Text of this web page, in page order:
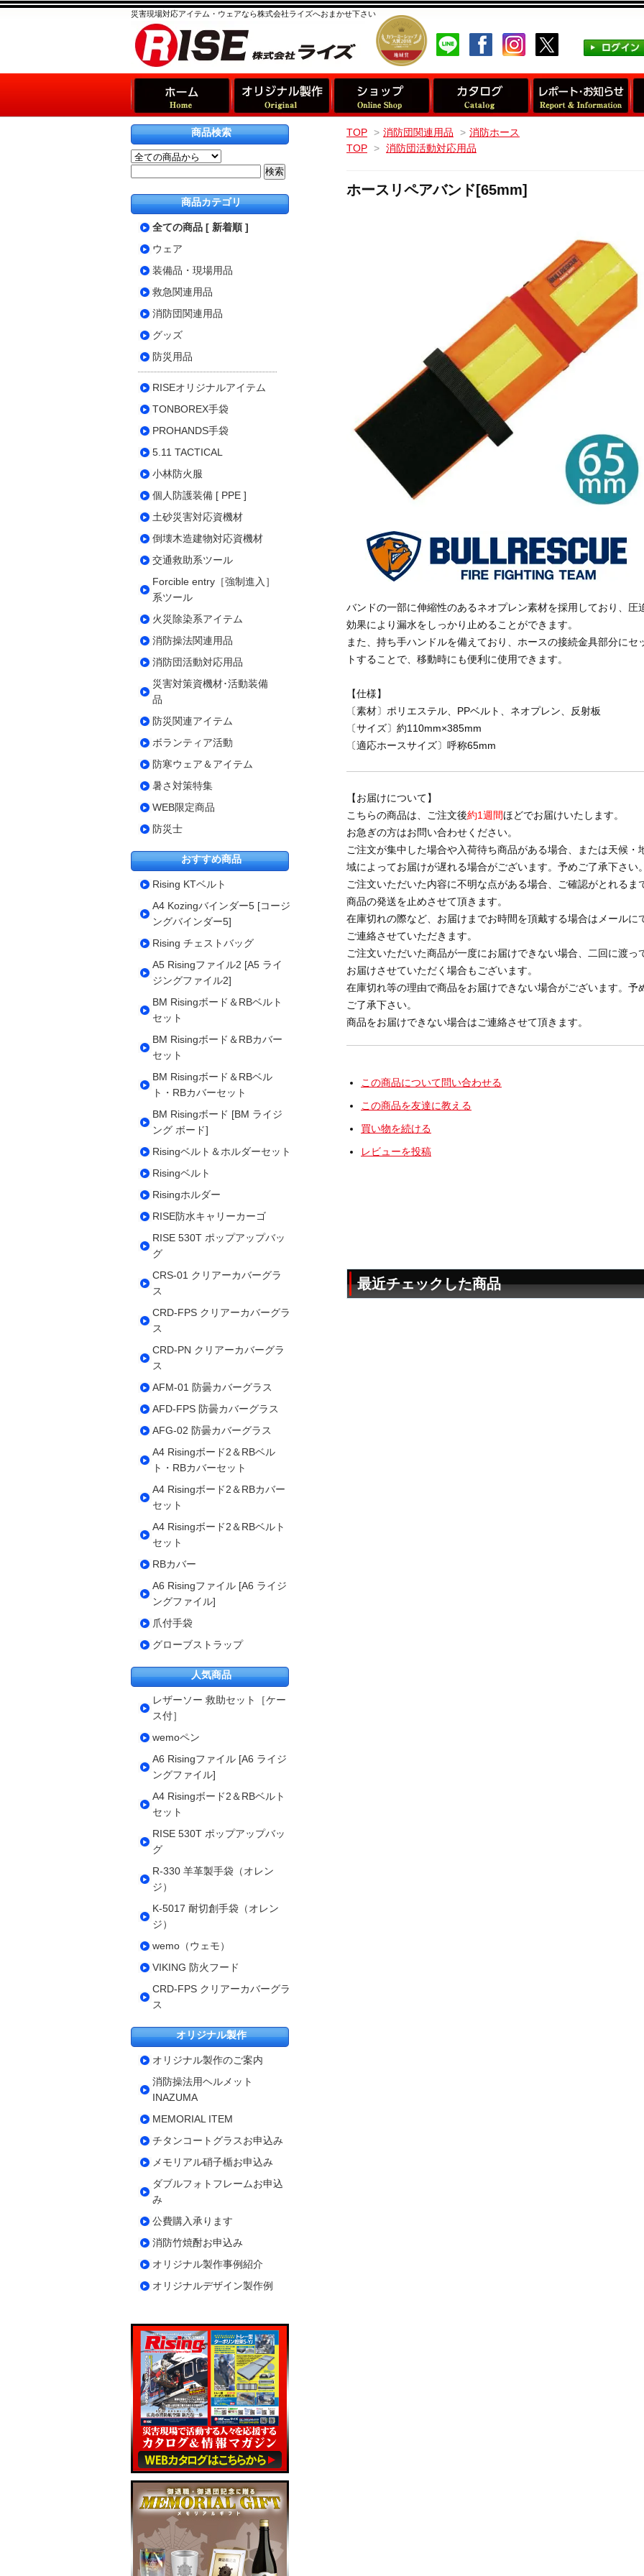
災害現場対応アイテム・ウェアなら株式会社ライズへおまかせ下さい
TOP > 消防団関連用品 > 消防ホース
TOP > 消防団活動対応用品
ホースリペアバンド[65mm]
バンドの一部に伸縮性のあるネオプレン素材を採用しており、圧
効果により漏水をしっかり止めることができます。
また、持ち手ハンドルを備えており、ホースの接続金具部分にセ
トすることで、移動時にも便利に使用できます。
【仕様】
〔素材〕ポリエステル、PPベルト、ネオプレン、反射板
〔サイズ〕約110mm×385mm
〔適応ホースサイズ〕呼称65mm
【お届けについて】
こちらの商品は、ご注文後約1週間ほどでお届けいたします。
お急ぎの方はお問い合わせください。
ご注文が集中した場合や入荷待ち商品がある場合、または天候・
域によってお届けが遅れる場合がございます。予めご了承下さい
ご注文いただいた内容に不明な点がある場合、ご確認がとれるま
商品の発送を止めさせて頂きます。
在庫切れの際など、お届けまでお時間を頂戴する場合はメールに
ご連絡させていただきます。
ご注文いただいた商品が一度にお届けできない場合、二回に渡っ
お届けさせていただく場合もございます。
在庫切れ等の理由で商品をお届けできない場合がございます。予
ご了承下さい。
商品をお届けできない場合はご連絡させて頂きます。
この商品について問い合わせる
この商品を友達に教える
買い物を続ける
レビューを投稿
最近チェックした商品
商品検索
商品カテゴリ
全ての商品 [ 新着順 ]
ウェア
装備品・現場用品
救急関連用品
消防団関連用品
グッズ
防災用品
RISEオリジナルアイテム
TONBOREX手袋
PROHANDS手袋
5.11 TACTICAL
小林防火服
個人防護装備 [ PPE ]
土砂災害対応資機材
倒壊木造建物対応資機材
交通救助系ツール
Forcible entry［強制進入］
系ツール
火災除染系アイテム
消防操法関連用品
消防団活動対応用品
災害対策資機材･活動装備
品
防災関連アイテム
ボランティア活動
防寒ウェア＆アイテム
暑さ対策特集
WEB限定商品
防災士
おすすめ商品
Rising KTベルト
A4 Kozingバインダー5 [コージ
ングバインダー5]
Rising チェストバッグ
A5 Risingファイル2 [A5 ライ
ジングファイル2]
BM Risingボード＆RBベルト
セット
BM Risingボード＆RBカバー
セット
BM Risingボード＆RBベル
ト・RBカバーセット
BM Risingボード [BM ライジ
ング ボード]
Risingベルト＆ホルダーセット
Risingベルト
Risingホルダー
RISE防水キャリーカーゴ
RISE 530T ポップアップバッ
グ
CRS-01 クリアーカバーグラ
ス
CRD-FPS クリアーカバーグラ
ス
CRD-PN クリアーカバーグラ
ス
AFM-01 防曇カバーグラス
AFD-FPS 防曇カバーグラス
AFG-02 防曇カバーグラス
A4 Risingボード2＆RBベル
ト・RBカバーセット
A4 Risingボード2＆RBカバー
セット
A4 Risingボード2＆RBベルト
セット
RBカバー
A6 Risingファイル [A6 ライジ
ングファイル]
爪付手袋
グローブストラップ
人気商品
レザーソー 救助セット［ケー
ス付］
wemoペン
A6 Risingファイル [A6 ライジ
ングファイル]
A4 Risingボード2＆RBベルト
セット
RISE 530T ポップアップバッ
グ
R-330 羊革製手袋（オレン
ジ）
K-5017 耐切創手袋（オレン
ジ）
wemo（ウェモ）
VIKING 防火フード
CRD-FPS クリアーカバーグラ
ス
オリジナル製作
オリジナル製作のご案内
消防操法用ヘルメット
INAZUMA
MEMORIAL ITEM
チタンコートグラスお申込み
メモリアル硝子楯お申込み
ダブルフォトフレームお申込
み
公費購入承ります
消防竹焼酎お申込み
オリジナル製作事例紹介
オリジナルデザイン製作例